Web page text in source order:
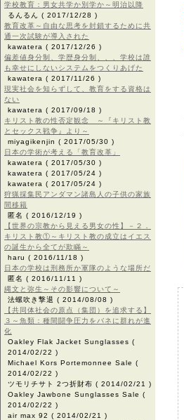
学校教育：男女共学か別学か～明治以降
るんるん ( 2017/12/28 )
教育改革～自由な思考を封鎖するために共
通一次試験が導入された
kawatera ( 2017/12/26 )
偏差値身分制、学歴身分制、、、学校は誰
も幸せにしないシステムをつくりあげた
kawatera ( 2017/11/26 )
現実社会を知らずして、教育をする資格は
ない
kawatera ( 2017/09/18 )
キリスト教の性否定観念 ～『キリスト教
とセックス戦争』より～
miyagikenjin ( 2017/05/30 )
日本の学術が考える「教育改革」
kawatera ( 2017/05/30 )
kawatera ( 2017/05/24 )
kawatera ( 2017/05/24 )
狩猟採集民アンダマン諸島人の子供の家族
間移籍
匿名 ( 2016/12/19 )
【世界の宗教から見える男女の性】－２．
キリスト教①～キリスト教の成立はイエス
の誕生から全てが欺瞞～
haru ( 2016/11/18 )
日本の学校は刑務所か軍隊のような場所だ
匿名 ( 2016/11/11 )
縄文と弥生～その影響について～
法螺吹き撃退 ( 2014/08/08 )
【共同体社会の原点（集団）を追求する】
３～魚類：種間闘争圧力をバネに群れが進
化
Oakley Flak Jacket Sunglasses (
2014/02/22 )
Michael Kors Portemonnee Sale (
2014/02/22 )
ツモリチサト 2つ折財布 ( 2014/02/21 )
Oakley Jawbone Sunglasses Sale (
2014/02/22 )
air max 92 ( 2014/02/21 )